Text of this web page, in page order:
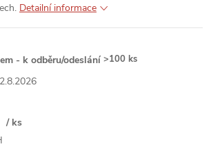
Detailní informace
- k odběru/odeslání >100 ks
/ ks